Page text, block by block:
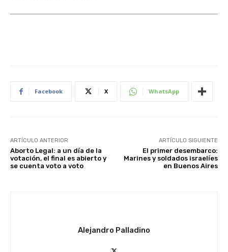
Facebook X WhatsApp
ARTÍCULO ANTERIOR
Aborto Legal: a un día de la
votación, el final es abierto y
se cuenta voto a voto
ARTÍCULO SIGUIENTE
El primer desembarco:
Marines y soldados israelíes
en Buenos Aires
Alejandro Palladino